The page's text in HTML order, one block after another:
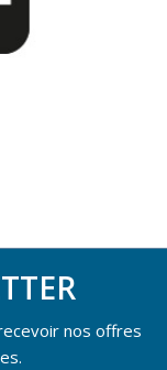
nos offres